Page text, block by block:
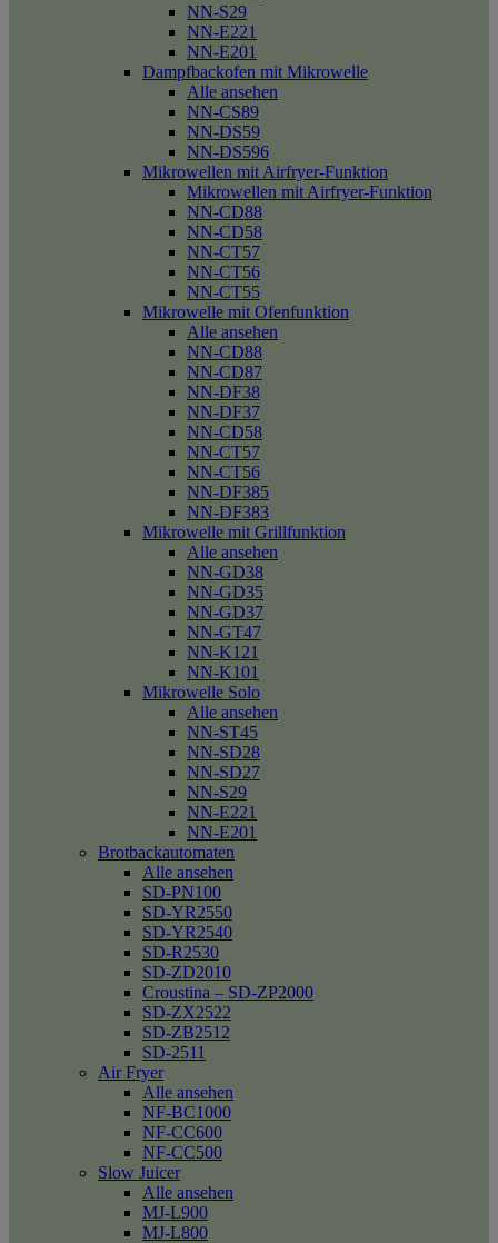
NN-S29
NN-E221
NN-E201
Dampfbackofen mit Mikrowelle
Alle ansehen
NN-CS89
NN-DS59
NN-DS596
Mikrowellen mit Airfryer-Funktion
Mikrowellen mit Airfryer-Funktion
NN-CD88
NN-CD58
NN-CT57
NN-CT56
NN-CT55
Mikrowelle mit Ofenfunktion
Alle ansehen
NN-CD88
NN-CD87
NN-DF38
NN-DF37
NN-CD58
NN-CT57
NN-CT56
NN-DF385
NN-DF383
Mikrowelle mit Grillfunktion
Alle ansehen
NN-GD38
NN-GD35
NN-GD37
NN-GT47
NN-K121
NN-K101
Mikrowelle Solo
Alle ansehen
NN-ST45
NN-SD28
NN-SD27
NN-S29
NN-E221
NN-E201
Brotbackautomaten
Alle ansehen
SD-PN100
SD-YR2550
SD-YR2540
SD-R2530
SD-ZD2010
Croustina – SD-ZP2000
SD-ZX2522
SD-ZB2512
SD-2511
Air Fryer
Alle ansehen
NF-BC1000
NF-CC600
NF-CC500
Slow Juicer
Alle ansehen
MJ-L900
MJ-L800